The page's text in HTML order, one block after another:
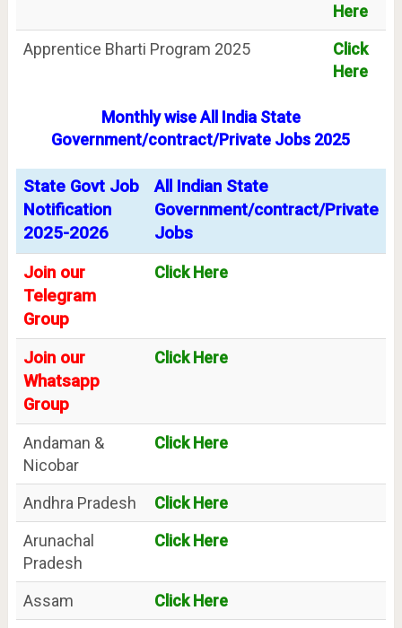
Here
Apprentice Bharti Program 2025
Click
Here
Monthly wise All India State
Government/contract/Private Jobs 2025
State Govt Job
Notification
2025-2026
All Indian State
Government/contract/Private
Jobs
Join our
Telegram
Group
Click Here
Join our
Whatsapp
Group
Click Here
Andaman &
Nicobar
Click Here
Andhra Pradesh
Click Here
Arunachal
Pradesh
Click Here
Assam
Click Here